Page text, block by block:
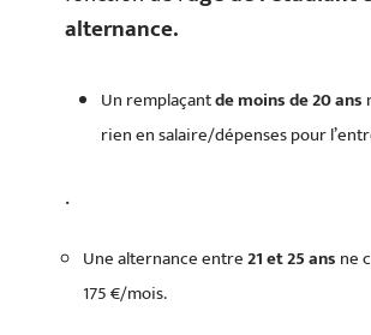
alternance.
Un remplaçantde moins de 20 ans
rien en salaire/dépenses pour
.
Une alternance entre21 et 25 ans ne
175 €/mois.